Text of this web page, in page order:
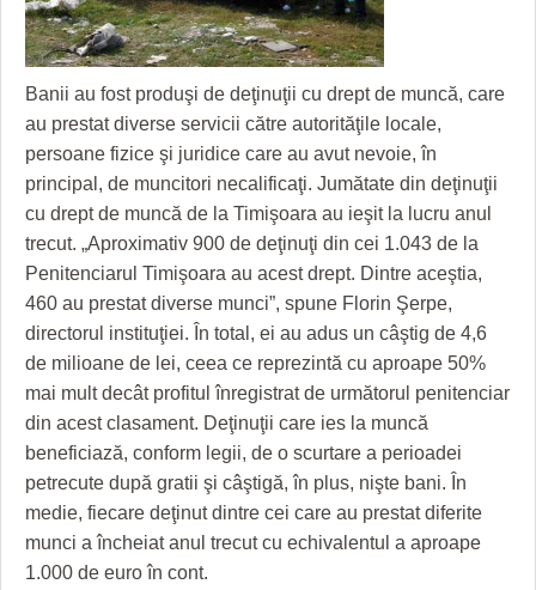
GRĂDINA TAICII DOMNULUI
ZIARISTU’ DE TERASĂ
CU OIŞTEA-N KIERKEGAARD
FINANŢĂRI DE LA A LA Z
PE SURSE
CRONICĂ DE FILM
UNDE MERGEM
FILME DOCUMENTARE
CLIPURI VIDEO
JOCURI ONLINE
ACCIDENTE
ANUNŢURI
INFO SI UTILE
CULTURA
INVATAMANT
JUSTITIE
FILME DOCUMENTARE
CLIPURI VIDEO
JOCURI ONLINE
DIVERSE
FARMACII DIN TIMIŞOARA
HARTA TIMIŞOAREI
Banii au fost produşi de deţinuţii cu drept de muncă, care
au prestat diverse servicii către autorităţile locale,
persoane fizice şi juridice care au avut nevoie, în
principal, de muncitori necalificaţi. Jumătate din deţinuţii
cu drept de muncă de la Timişoara au ieşit la lucru anul
trecut. „Aproximativ 900 de deţinuţi din cei 1.043 de la
Penitenciarul Timişoara au acest drept. Dintre aceştia,
460 au prestat diverse munci”, spune Florin Şerpe,
directorul instituţiei. În total, ei au adus un câştig de 4,6
de milioane de lei, ceea ce reprezintă cu aproape 50%
mai mult decât profitul înregistrat de următorul penitenciar
din acest clasament. Deţinuţii care ies la muncă
beneficiază, conform legii, de o scurtare a perioadei
petrecute după gratii şi câştigă, în plus, nişte bani. În
medie, fiecare deţinut dintre cei care au prestat diferite
munci a încheiat anul trecut cu echivalentul a aproape
1.000 de euro în cont.